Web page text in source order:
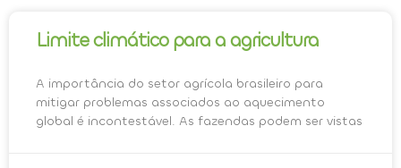
Limite climático para a agricultura
A importância do setor agrícola brasileiro para
mitigar problemas associados ao aquecimento
global é incontestável. As fazendas podem ser vistas